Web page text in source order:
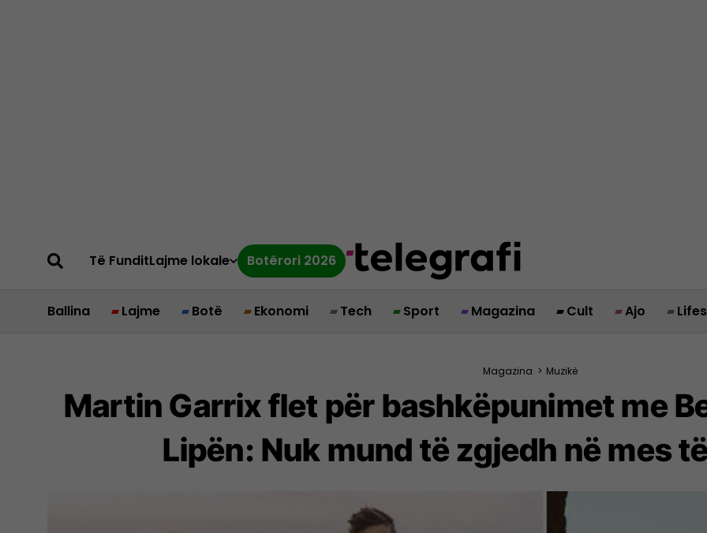
Të FunditLajme lokale Botërori 2026
Ballina Lajme Botë Ekonomi Tech Sport Magazina Cult Ajo
Magazina > Muzikë
Martin Garrix flet për bashkëpunimet me
Lipën: Nuk mund të zgjedh në mes